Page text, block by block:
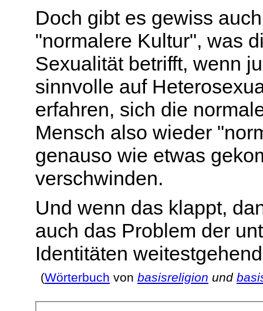
Doch gibt es gewiss
"normalere Kultur", was
Sexualität betrifft, wenn
sinnvolle auf
erfahren, sich die
Mensch also wieder
genauso wie etwas
verschwinden.
Und wenn das klappt,
auch das Problem der
Identitäten
(Wörterbuch von basisreligion und